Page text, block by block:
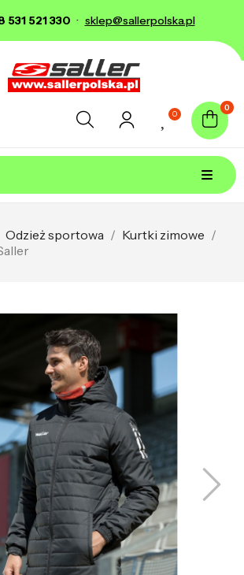
531 521 330 · sklep@sallerpolska.pl
0
0
Odzież sportowa
Kurtki zimowe